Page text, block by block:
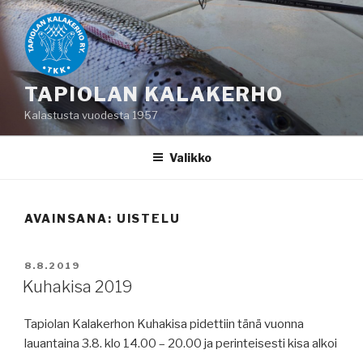
Siirry
sisältöön
TAPIOLAN KALAKERHO
Kalastusta vuodesta 1957
Valikko
AVAINSANA: UISTELU
JULKAISTU
8.8.2019
Kuhakisa 2019
Tapiolan Kalakerhon Kuhakisa pidettiin tänä vuonna
lauantaina 3.8. klo 14.00 – 20.00 ja perinteisesti kisa alkoi